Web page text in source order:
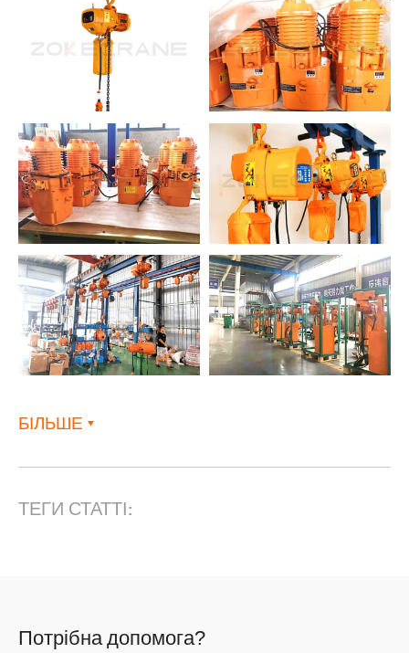
БІЛЬШЕ
ТЕГИ СТАТТІ:
Потрібна допомога?